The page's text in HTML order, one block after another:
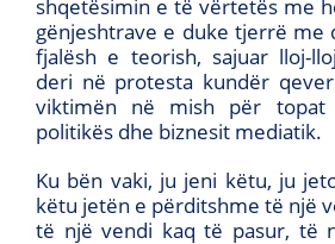
shqetësimin e të vërtetës me
gënjeshtrave e duke tjerrë me
fjalësh e teorish, sajuar lloj-
deri në protesta kundër
viktimën në mish për
politikës dhe biznesit mediatik.
Ku bën vaki, ju jeni këtu, ju
këtu jetën e përditshme të një
të një vendi kaq të pasur, të